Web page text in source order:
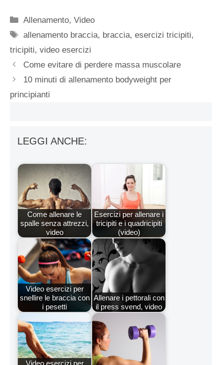
Categorie
Allenamento,Video
Tag
allenamento braccia, braccia,esercizi tricipiti,
tricipiti, video esercizi
Come evitare di perdere massa muscolare
10 minuti di allenamento bodyweight per
principianti
LEGGI ANCHE:
Come allenare le
spalle senza attrezzi,
video
Esercizi per allenare i
tricipiti e i quadricipiti
(video)
Video esercizi per
snellire le braccia con
i pesetti
Allenare i pettorali con
il press svend, video
Video esercizi per